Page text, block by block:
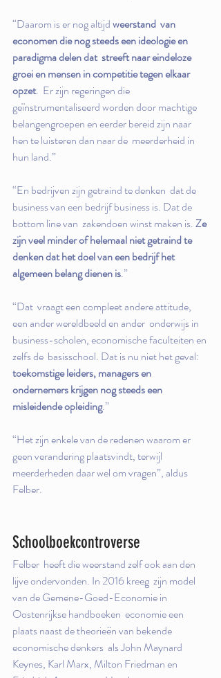
“Daarom is er nog altijd weerstand  van
economen die nog steeds een ideologie en
paradigma delen dat  streeft naar eindeloze
groei en mensen in competitie tegen elkaar
opzet.  Er zijn regeringen die
geïnstrumentaliseerd worden door machtige
belangengroepen en eerder bereid zijn naar
hen te luisteren dan naar de  meerderheid in
hun land.”
“En bedrijven zijn getraind te denken  dat de
business van een bedrijf business is. Dat de
bottom line van  zakendoen winst maken is. Ze
zijn veel minder of helemaal niet getraind te
denken dat het doel van een bedrijf het
algemeen belang dienen is.”
“Dat  vraagt een compleet andere attitude,
een ander wereldbeeld en ander  onderwijs in
business-scholen, economische faculteiten en
zelfs de  basisschool. Dat is nu niet het geval:
toekomstige leiders, managers en
ondernemers krijgen nog steeds een
misleidende opleiding.”
“Het zijn enkele van de redenen waarom er
geen verandering plaatsvindt, terwijl
meerderheden daar wel om vragen”, aldus
Felber.
Schoolboekcontroverse
Felber  heeft die weerstand zelf ook aan den
lijve ondervonden. In 2016 kreeg  zijn model
van de Gemene-Goed-Economie in
Oostenrijkse handboeken  economie een
plaats naast de theorieën van bekende
economische denkers  als John Maynard
Keynes, Karl Marx, Milton Friedman en